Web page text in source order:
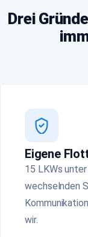
Drei
Eigene
15 LKWs
wechselnden
wir.